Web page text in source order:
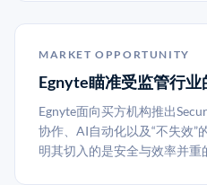
MARKET OPPORTUNITY
Egnyte瞄准受监管行
Egnyte面向买方机构推出
协作、AI自动化以及“不失效”
明其切入的是安全与效率并重